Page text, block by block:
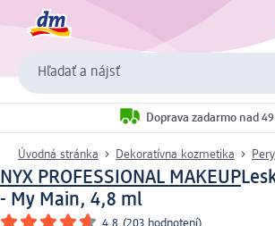
Hľadať a nájsť
Doprava zadarmo nad
Úvodná stránka Dekoratívna kozmetika Pery
NYX PROFESSIONAL MAKEUP
- My Main, 4,8 ml
4.8 (203 hodnotení)